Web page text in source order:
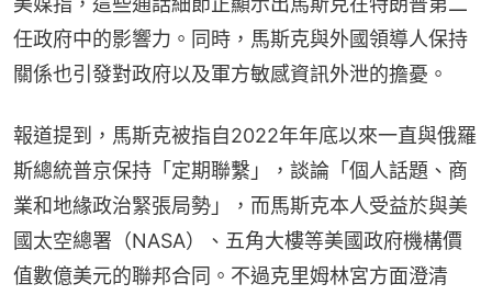
任政府中的影響力。同時，馬斯克與外國領導人保持
關係也引發對政府以及軍方敏感資訊外泄的擔憂。
報道提到，馬斯克被指自2022年年底以來一直與俄羅
斯總統普京保持「定期聯繫」，談論「個人話題、商
業和地緣政治緊張局勢」，而馬斯克本人受益於與美
國太空總署（NASA）、五角大樓等美國政府機構價
值數億美元的聯邦合同。不過克里姆林宮方面澄清